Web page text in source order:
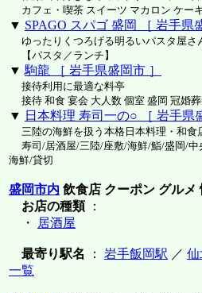
カフェ・喫茶 スイーツ マカロン ケー
▼ SPAGO スパゴ 盛岡 ［ 岩手県
ゆったりくつろげる明るいパスタ屋さ
【パスタ／ランチ】
▼ 駒龍 ［ 岩手県盛岡市 ］
接待利用に最適な料亭
接待 和食 宴会 大人数 個室 盛岡 冠婚
▼ 日本料理 寿司一の○ ［ 岩手県
三陸の海鮮を扱う本格日本料理・和食
寿司/居酒屋/三陸/座敷/海鮮/鮨/盛岡/中
海鮮/貸切
盛岡市内 飲食店 クーポン グルメ
お店の種類：
・
居酒屋
最寄り駅名 ： 岩手飯岡駅 ／ 仙
一覧